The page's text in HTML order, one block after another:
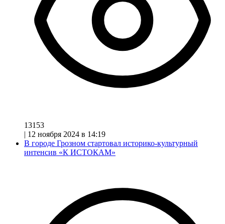
13153
| 12 ноября 2024 в 14:19
В городе Грозном стартовал историко-культурный
интенсив «К ИСТОКАМ»